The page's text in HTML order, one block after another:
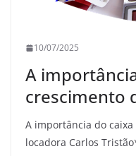
10/07/2025
A
crescimento
A importância do
locadora Carlos